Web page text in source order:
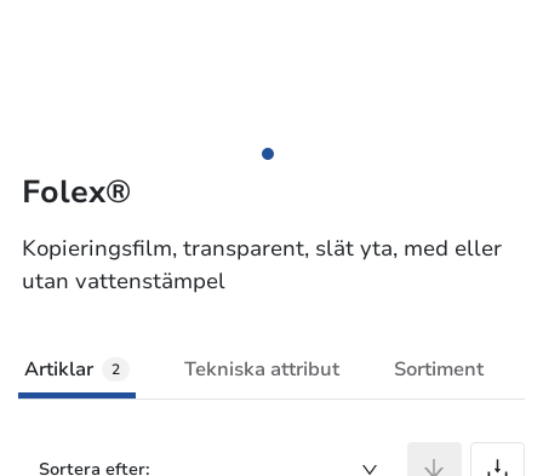
Folex®
Kopieringsfilm, transparent, slät yta, med eller
utan vattenstämpel
Artiklar 2 Tekniska attribut Sortiment
Sortera efter: